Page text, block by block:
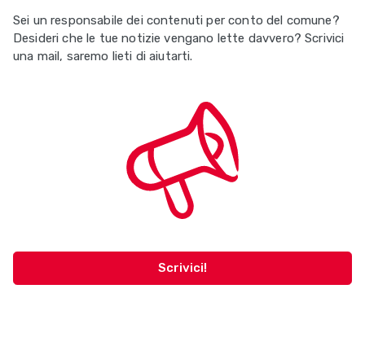
Sei un responsabile dei contenuti per conto del comune?
Desideri che le tue notizie vengano lette davvero? Scrivici
una mail, saremo lieti di aiutarti.
Scrivici!